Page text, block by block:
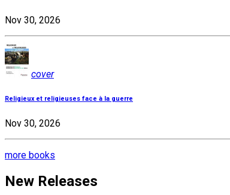
Nov 30, 2026
cover
Religieux et religieuses face à la guerre
Nov 30, 2026
more books
New Releases